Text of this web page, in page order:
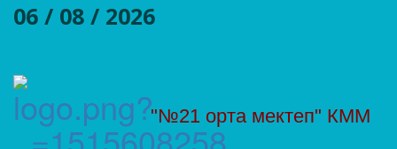
06 / 08 / 2026
"№21 орта мектеп" КММ